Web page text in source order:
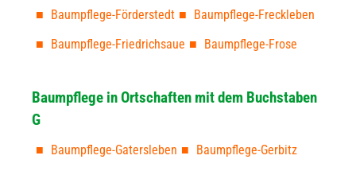
Baumpflege-Förderstedt
Baumpflege-Freckleben
Baumpflege-Friedrichsaue
Baumpflege-Frose
Baumpflege in Ortschaften mit dem Buchstaben
G
Baumpflege-Gatersleben
Baumpflege-Gerbitz